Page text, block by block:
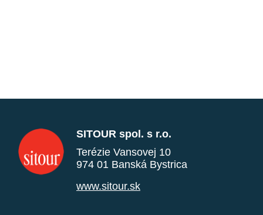
SITOUR spol. s r.o.
Terézie Vansovej 10
974 01 Banská Bystrica
www.sitour.sk